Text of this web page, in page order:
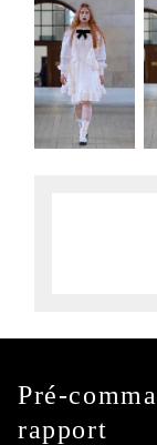
Pré-
rapport